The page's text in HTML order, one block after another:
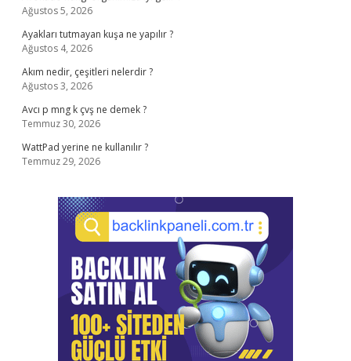
Ağustos 5, 2026
Ayakları tutmayan kuşa ne yapılır ?
Ağustos 4, 2026
Akım nedir, çeşitleri nelerdir ?
Ağustos 3, 2026
Avcı p mng k çvş ne demek ?
Temmuz 30, 2026
WattPad yerine ne kullanılır ?
Temmuz 29, 2026